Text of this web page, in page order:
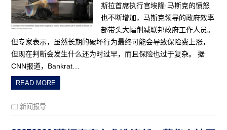
斯拉首席执行官埃隆·马斯克的愤怒
也不断增加，马斯克领导的政府效率
部带头大幅削减联邦政府工作人员。
但专家表示，虽然长期的破坏行为最终可能会导致保险费上涨，
但现在判断会发生什么还为时过早，而且保险也过于复杂。 据
CNN报道，Bankrat…
READ MORE
新闻报导